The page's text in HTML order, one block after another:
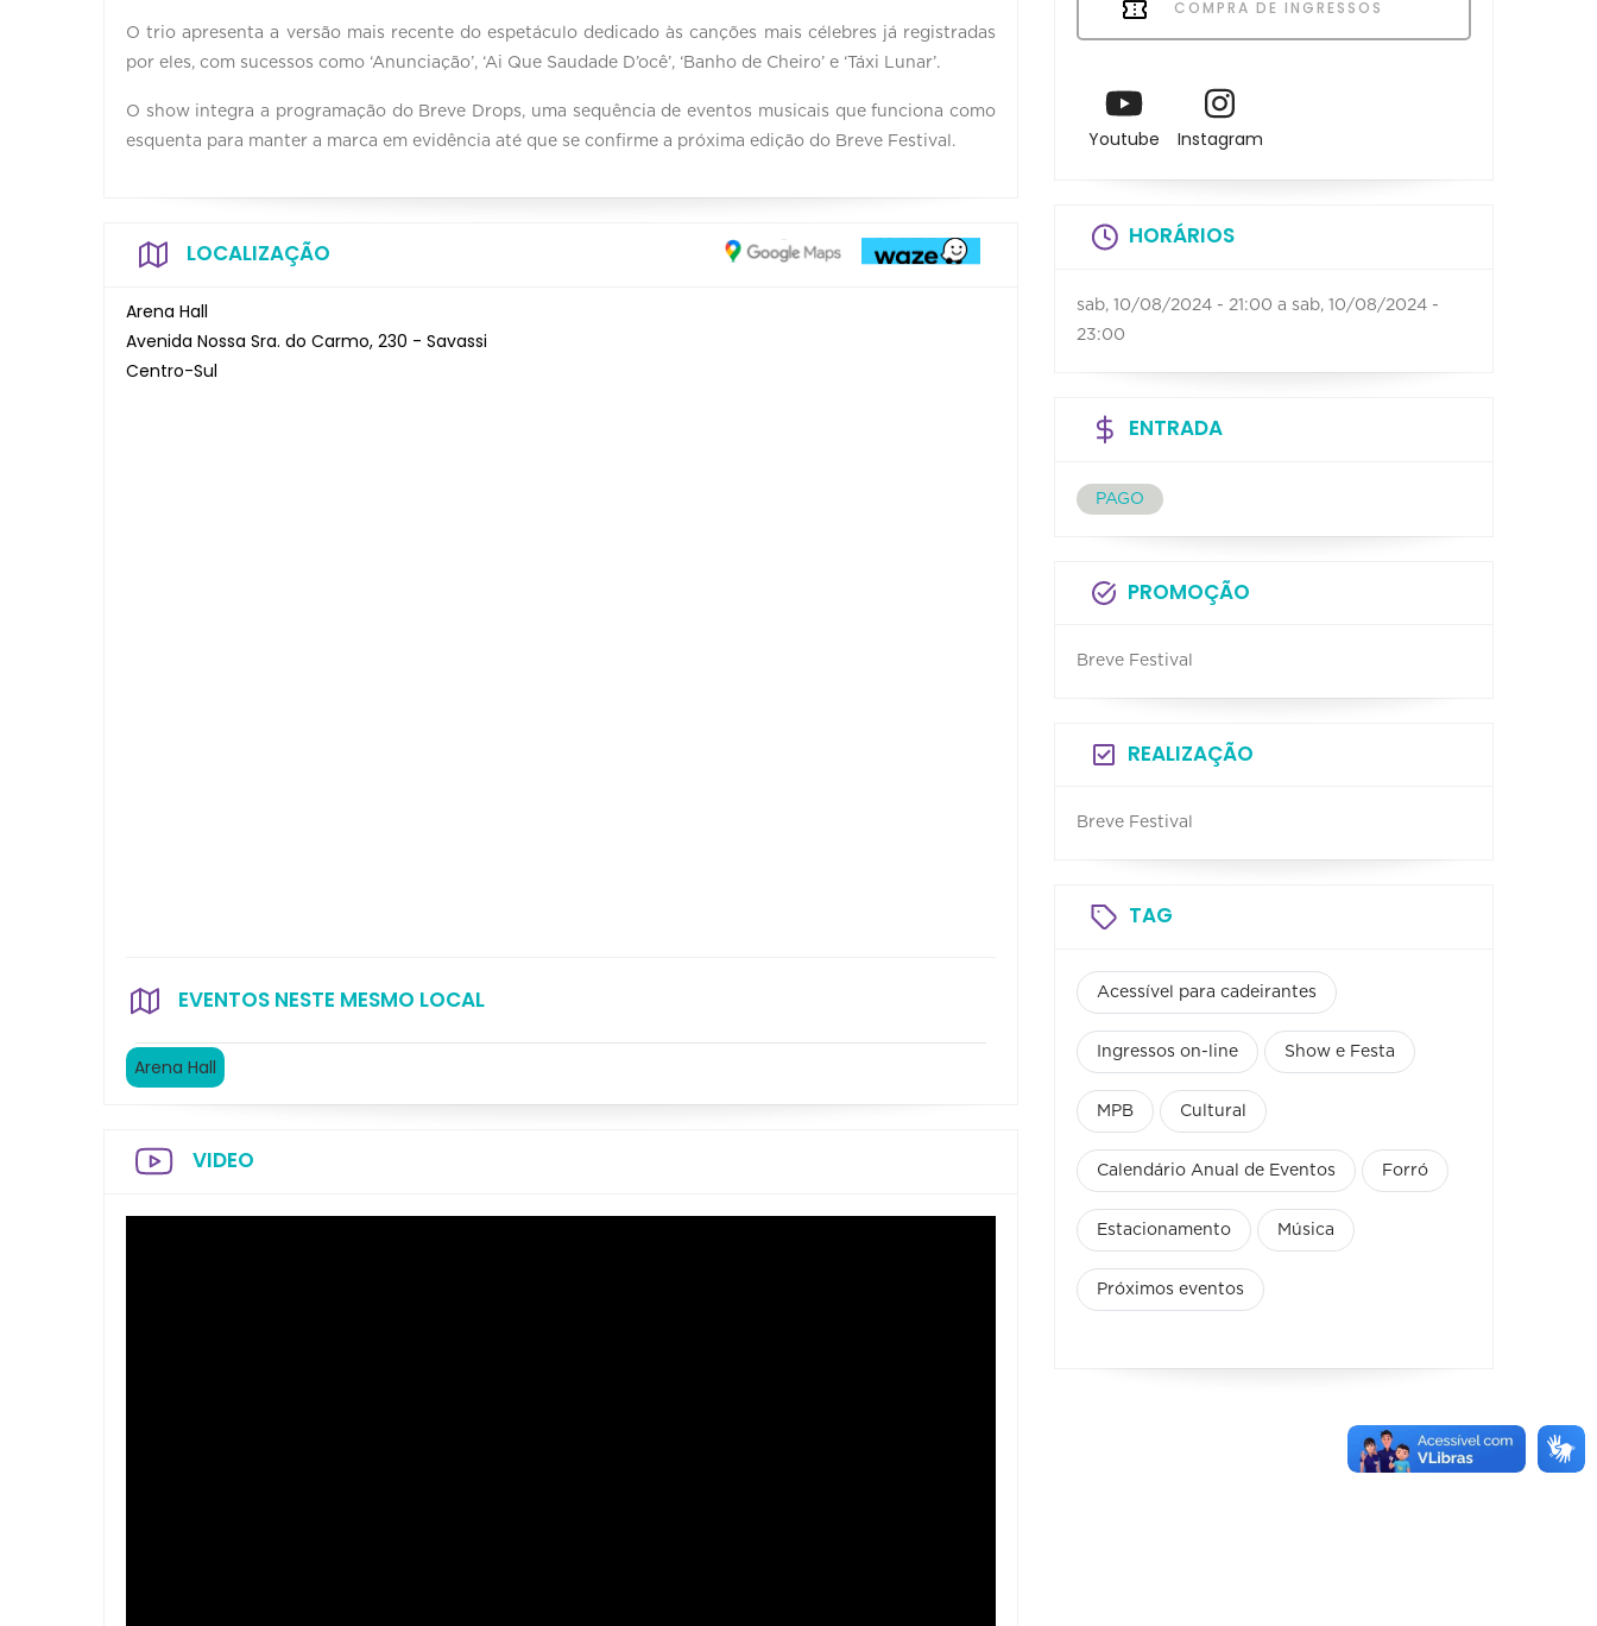
O trio apresenta a versão mais recente do espetáculo dedicado às canções mais célebres já registradas
por eles, com sucessos como ‘Anunciação’, ‘Ai Que Saudade D’ocê’, ‘Banho de Cheiro’ e ‘Táxi Lunar’.
O show integra a programação do Breve Drops, uma sequência de eventos musicais que funciona como
esquenta para manter a marca em evidência até que se confirme a próxima edição do Breve Festival.
LOCALIZAÇÃO
Arena Hall
Avenida Nossa Sra. do Carmo, 230 - Savassi
Centro-Sul
EVENTOS NESTE MESMO LOCAL
Arena Hall
VIDEO
COMPRA DE INGRESSOS
Youtube Instagram
HORÁRIOS
sab, 10/08/2024 - 21:00 a sab, 10/08/2024 -
23:00
ENTRADA
PAGO
PROMOÇÃO
Breve Festival
REALIZAÇÃO
Breve Festival
TAG
Acessível para cadeirantes
Ingressos on-line Show e Festa
MPB Cultural
Calendário Anual de Eventos Forró
Estacionamento Música
Próximos eventos